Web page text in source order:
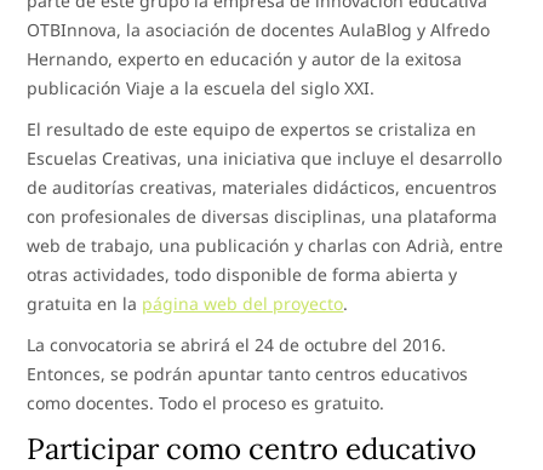
OTBInnova, la asociación de docentes AulaBlog y Alfredo
Hernando, experto en educación y autor de la exitosa
publicación Viaje a la escuela del siglo XXI.
El resultado de este equipo de expertos se cristaliza en
Escuelas Creativas, una iniciativa que incluye el desarrollo
de auditorías creativas, materiales didácticos, encuentros
con profesionales de diversas disciplinas, una plataforma
web de trabajo, una publicación y charlas con Adrià, entre
otras actividades, todo disponible de forma abierta y
gratuita en la página web del proyecto.
La convocatoria se abrirá el 24 de octubre del 2016.
Entonces, se podrán apuntar tanto centros educativos
como docentes. Todo el proceso es gratuito.
Participar como centro educativo